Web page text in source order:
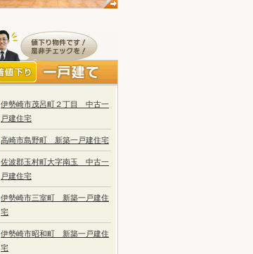
伊勢崎市茂呂町２丁目 中古一
戸建住宅
高崎市島野町 新築一戸建住宅
佐波郡玉村町大字南玉 中古一
戸建住宅
伊勢崎市三室町 新築一戸建住
宅
伊勢崎市昭和町 新築一戸建住
宅